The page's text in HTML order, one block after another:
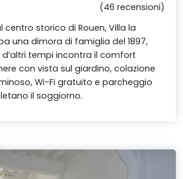
(46 recensioni)
centro storico di Rouen, Villa la
una dimora di famiglia del 1897,
tempi incontra il comfort
con vista sul giardino, colazione
Wi-Fi gratuito e parcheggio
il soggiorno.